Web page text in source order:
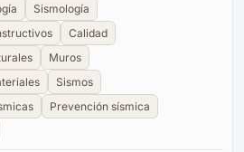
Sismología
Calidad
Muros
Sismos
Prevención sísmica